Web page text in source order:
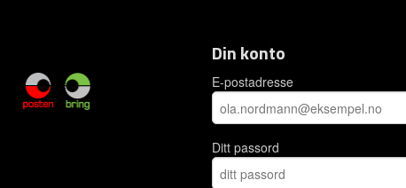
Din konto
E-postadresse
Ditt passord